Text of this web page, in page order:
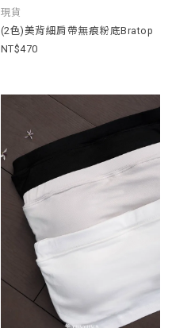
現貨
(2色)美背細肩帶無痕粉底Bratop
470